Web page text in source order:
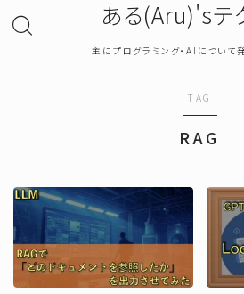
ある(Aru)'sテ
主にプログラミング・AIについて
お問い合わせ
確率・統計
TAG
RAG